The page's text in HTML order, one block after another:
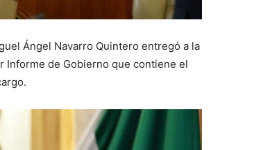
Ángel Navarro Quintero entregó a la
Informe de Gobierno que contiene el